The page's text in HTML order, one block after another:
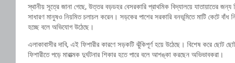
স্থানীয় সূত্রে জানা গেছে, উত্তর বড়ডহর বেসরকারি প্রাথমিক বিদ্যালয়ে যাতায়াতের
সাধারণ মানুষও নিয়মিত চলাচল করেন। সড়কের পাশের সরকারি বনভূমিতে মাটি কেটে বাঁধ
হচ্ছে বলে অভিযোগ উঠেছে।
এলাকাবাসীর দাবি, এই ফিশারীর কারণে সড়কটি ঝুঁকিপূর্ণ হয়ে উঠেছে। বিশেষ করে ছোট
ফিশারীতে পড়ে মারাত্মক দুর্ঘটনার শিকার হতে পারে বলে আশঙ্কা করছেন অভিভাবকরা।